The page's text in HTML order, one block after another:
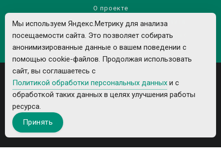
О проекте
Правила использования материалов сайта
Политика обработки персональных данных
Все рекламируемые товары и услуги имеют необходимые лицензии и
Мы используем Яндекс.Метрику для анализа
посещаемости сайта. Это позволяет собирать
анонимизированные данные о вашем поведении с
помощью cookie-файлов. Продолжая использовать
сайт, вы соглашаетесь с
Политикой обработки персональных данных и с
обработкой таких данных в целях улучшения работы
ресурса.
Принять